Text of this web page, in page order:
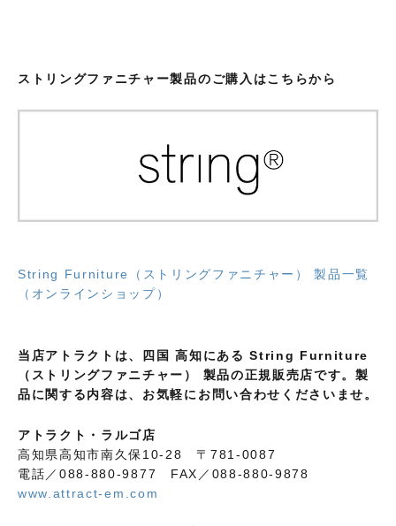
ストリングファニチャー製品のご購入はこちらから
String Furniture（ストリングファニチャー） 製品一覧
（オンラインショップ）
当店アトラクトは、四国 高知にある String Furniture
（ストリングファニチャー） 製品の正規販売店です。製
品に関する内容は、お気軽にお問い合わせくださいませ。
アトラクト・ラルゴ店
高知県高知市南久保10-28 〒781-0087
電話／088-880-9877 FAX／088-880-9878
www.attract-em.com